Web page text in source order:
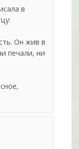
в
Он жив в
печали, ни